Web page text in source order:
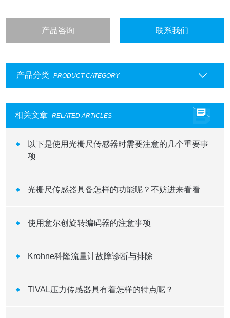
产品咨询 联系我们
产品分类 PRODUCT CATEGORY
相关文章 RELATED ARTICLES
以下是使用光栅尺传感器时需要注意的几个重要事
项
光栅尺传感器具备怎样的功能呢？不妨进来看看
使用意尔创旋转编码器的注意事项
Krohne科隆流量计故障诊断与排除
TIVAL压力传感器具有着怎样的特点呢？